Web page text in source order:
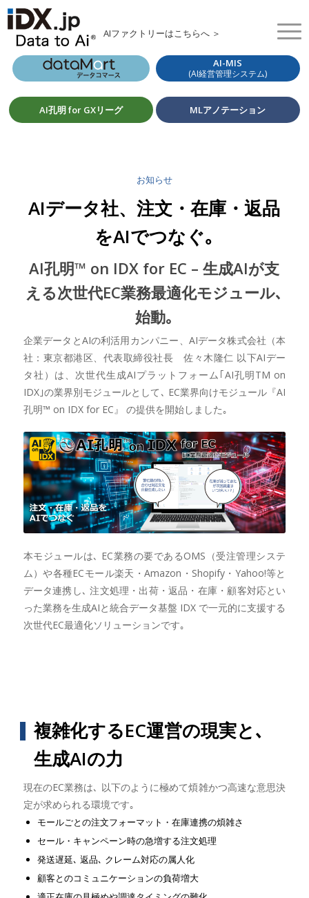
AIファクトリーはこちらへ ＞
AI-MIS
(AI経営管理システム)
AI孔明 for GXリーグ MLアノテーション
お知らせ
AIデータ社、注文・在庫・返品
をAIでつなぐ｡
AI孔明™ on IDX for EC – 生成AIが支
える次世代EC業務最適化モジュール､
始動｡
企業データとAIの利活用カンパニー、AIデータ株式会社（本
社：東京都港区、代表取締役社長 佐々木隆仁 以下AIデー
タ社）は、次世代生成AIプラットフォーム｢AI孔明TM on
IDX｣の業界別モジュールとして､ EC業界向けモジュール『AI
孔明™ on IDX for EC』 の提供を開始しました｡
本モジュールは､ EC業務の要であるOMS（受注管理システ
ム）や各種ECモール楽天・Amazon・Shopify・Yahoo!等と
データ連携し､ 注文処理・出荷・返品・在庫・顧客対応とい
った業務を生成AIと統合データ基盤 IDX で一元的に支援する
次世代EC最適化ソリューションです｡
複雑化するEC運営の現実と､
生成AIの力
現在のEC業務は､ 以下のように極めて煩雑かつ高速な意思決
定が求められる環境です｡
モールごとの注文フォーマット・在庫連携の煩雑さ
セール・キャンペーン時の急増する注文処理
発送遅延､ 返品､ クレーム対応の属人化
顧客とのコミュニケーションの負荷増大